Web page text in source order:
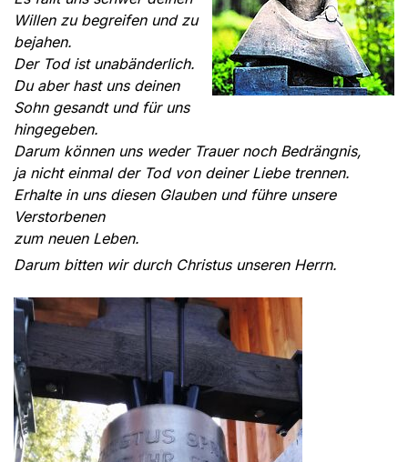
Willen zu begreifen und zu
bejahen.
Der Tod ist unabänderlich.
Du aber hast uns deinen
Sohn gesandt und für uns
hingegeben.
Darum können uns weder Trauer noch Bedrängnis,
ja nicht einmal der Tod von deiner Liebe trennen.
Erhalte in uns diesen Glauben und führe unsere
Verstorbenen
zum neuen Leben.
Darum bitten wir durch Christus unseren Herrn.